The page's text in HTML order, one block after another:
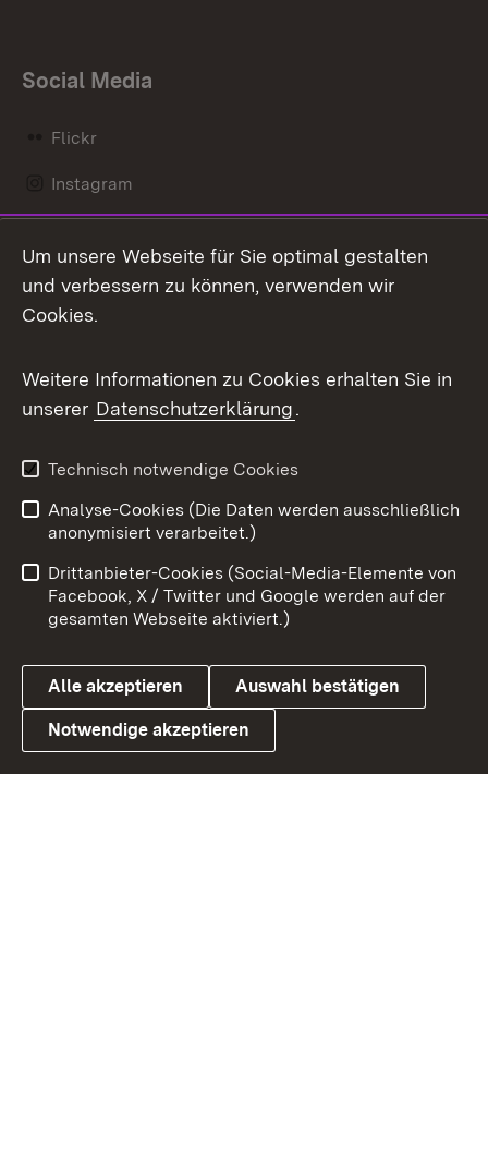
Social Media
Flickr
Instagram
Mastodon
Messenger
Social Wall
X / Twitter
Youtube
Link zum Landesportal
Benutzungshinweise
Barrierefreiheit
Datenschutz
Cookies
Um unsere Webseite für Sie optimal gestalten
und verbessern zu können, verwenden wir
Cookies.
Weitere Informationen zu Cookies erhalten Sie in
unserer Datenschutzerklärung.
Technisch notwendige Cookies
Analyse-Cookies (Die Daten werden ausschließlich
anonymisiert verarbeitet.)
Drittanbieter-Cookies (Social-Media-Elemente von
Facebook, X / Twitter und Google werden auf der
gesamten Webseite aktiviert.)
Alle akzeptieren Auswahl bestätigen
Notwendige akzeptieren